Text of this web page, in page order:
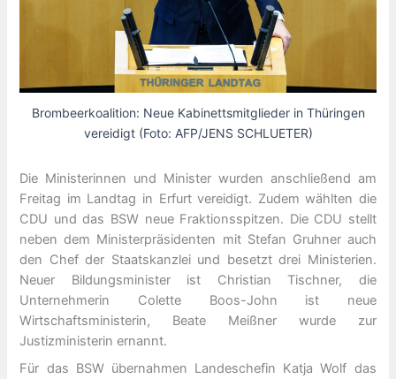
Brombeerkoalition: Neue Kabinettsmitglieder in Thüringen
vereidigt (Foto: AFP/JENS SCHLUETER)
Die Ministerinnen und Minister wurden anschließend am
Freitag im Landtag in Erfurt vereidigt. Zudem wählten die
CDU und das BSW neue Fraktionsspitzen. Die CDU stellt
neben dem Ministerpräsidenten mit Stefan Gruhner auch
den Chef der Staatskanzlei und besetzt drei Ministerien.
Neuer Bildungsminister ist Christian Tischner, die
Unternehmerin Colette Boos-John ist neue
Wirtschaftsministerin, Beate Meißner wurde zur
Justizministerin ernannt.
Für das BSW übernahmen Landeschefin Katja Wolf das